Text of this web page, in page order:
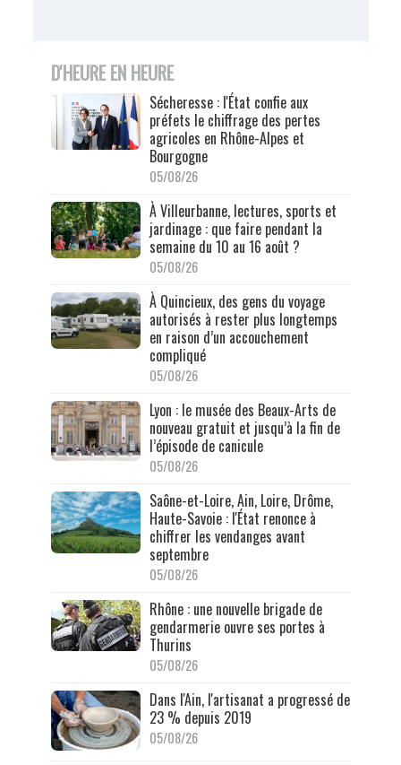
D'HEURE EN HEURE
Sécheresse : l'État confie aux
préfets le chiffrage des pertes
agricoles en Rhône-Alpes et
Bourgogne
05/08/26
À Villeurbanne, lectures, sports et
jardinage : que faire pendant la
semaine du 10 au 16 août ?
05/08/26
À Quincieux, des gens du voyage
autorisés à rester plus longtemps
en raison d’un accouchement
compliqué
05/08/26
Lyon : le musée des Beaux-Arts de
nouveau gratuit et jusqu’à la fin de
l’épisode de canicule
05/08/26
Saône-et-Loire, Ain, Loire, Drôme,
Haute-Savoie : l'État renonce à
chiffrer les vendanges avant
septembre
05/08/26
Rhône : une nouvelle brigade de
gendarmerie ouvre ses portes à
Thurins
05/08/26
Dans l'Ain, l'artisanat a progressé de
23 % depuis 2019
05/08/26